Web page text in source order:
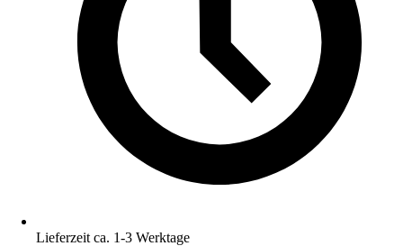
Lieferzeit ca. 1-3 Werktage